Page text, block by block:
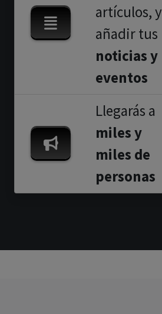
artículos, y
añadir tus
noticias y
eventos
Llegarás a
miles y
miles de
personas